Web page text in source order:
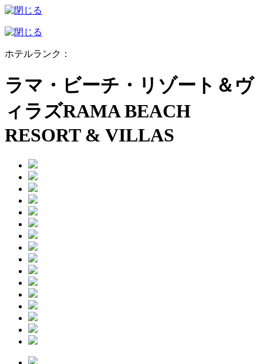
ホテルランク：
ラマ・ビーチ・リゾート＆ヴ
ィラズRAMA BEACH
RESORT & VILLAS